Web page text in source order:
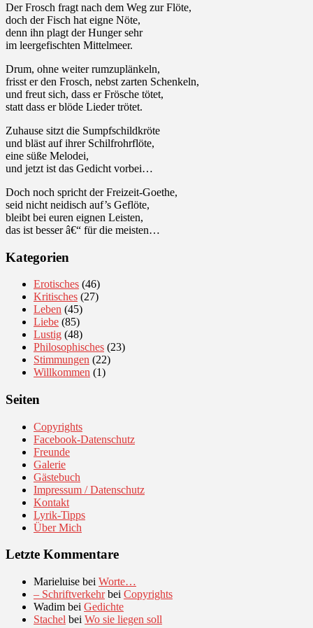
Der Frosch fragt nach dem Weg zur Flöte,
doch der Fisch hat eigne Nöte,
denn ihn plagt der Hunger sehr
im leergefischten Mittelmeer.
Drum, ohne weiter rumzuplänkeln,
frisst er den Frosch, nebst zarten Schenkeln,
und freut sich, dass er Frösche tötet,
statt dass er blöde Lieder trötet.
Zuhause sitzt die Sumpfschildkröte
und bläst auf ihrer Schilfrohrflöte,
eine süße Melodei,
und jetzt ist das Gedicht vorbei…
Doch noch spricht der Freizeit-Goethe,
seid nicht neidisch auf’s Geflöte,
bleibt bei euren eignen Leisten,
das ist besser â€“ für die meisten…
Kategorien
Erotisches (46)
Kritisches (27)
Leben (45)
Liebe (85)
Lustig (48)
Philosophisches (23)
Stimmungen (22)
Willkommen (1)
Seiten
Copyrights
Facebook-Datenschutz
Freunde
Galerie
Gästebuch
Impressum / Datenschutz
Kontakt
Lyrik-Tipps
Über Mich
Letzte Kommentare
Marieluise bei Worte…
– Schriftverkehrbei Copyrights
Wadim bei Gedichte
Stachel bei Wo sie liegen soll